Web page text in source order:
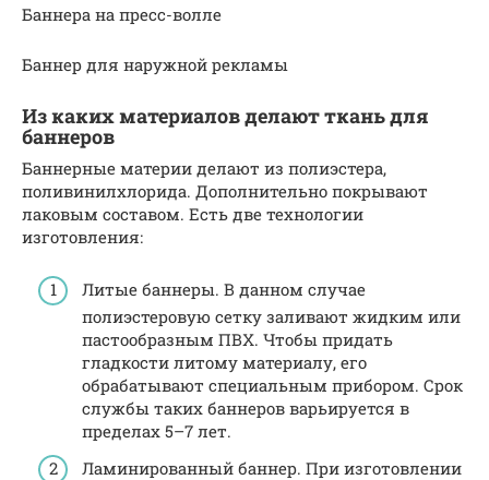
Баннера на пресс-волле
Баннер для наружной рекламы
Из каких материалов делают ткань для
баннеров
Баннерные материи делают из полиэстера,
поливинилхлорида. Дополнительно покрывают
лаковым составом. Есть две технологии
изготовления:
Литые баннеры. В данном случае
полиэстеровую сетку заливают жидким или
пастообразным ПВХ. Чтобы придать
гладкости литому материалу, его
обрабатывают специальным прибором. Срок
службы таких баннеров варьируется в
пределах 5–7 лет.
Ламинированный баннер. При изготовлении